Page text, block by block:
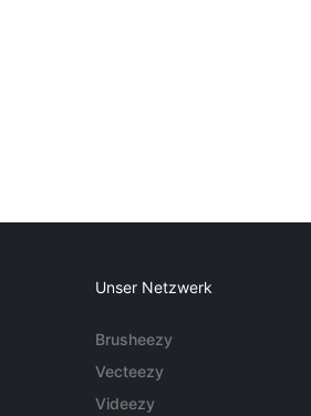
Unser Netzwerk
Brusheezy
Vecteezy
Videezy